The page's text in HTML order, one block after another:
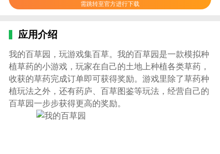
需跳转至官方进行下载
应用介绍
我的百草园，玩游戏集百草。我的百草园是一款模拟种
植草药的小游戏，玩家在自己的土地上种植各类草药，
收获的草药完成订单即可获得奖励。游戏里除了草药种
植玩法之外，还有药庐、百草图鉴等玩法，经营自己的
百草园一步步获得更高的奖励。